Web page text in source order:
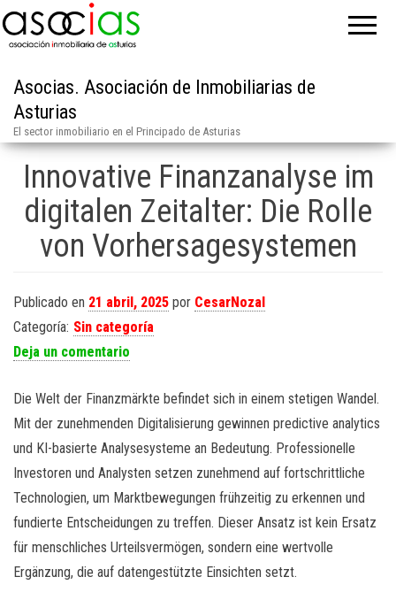
Asocias. Asociación de Inmobiliarias de
Asturias
El sector inmobiliario en el Principado de Asturias
Innovative Finanzanalyse im
digitalen Zeitalter: Die Rolle
von Vorhersagesystemen
Publicado en 21 abril, 2025 por CesarNozal
Categoría: Sin categoría
Deja un comentario
Die Welt der Finanzmärkte befindet sich in einem stetigen Wandel.
Mit der zunehmenden Digitalisierung gewinnen predictive analytics
und KI-basierte Analysesysteme an Bedeutung. Professionelle
Investoren und Analysten setzen zunehmend auf fortschrittliche
Technologien, um Marktbewegungen frühzeitig zu erkennen und
fundierte Entscheidungen zu treffen. Dieser Ansatz ist kein Ersatz
für menschliches Urteilsvermögen, sondern eine wertvolle
Ergänzung, die auf datengestützte Einsichten setzt.